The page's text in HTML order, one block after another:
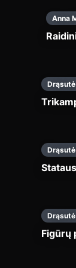
Anna
Figūrų